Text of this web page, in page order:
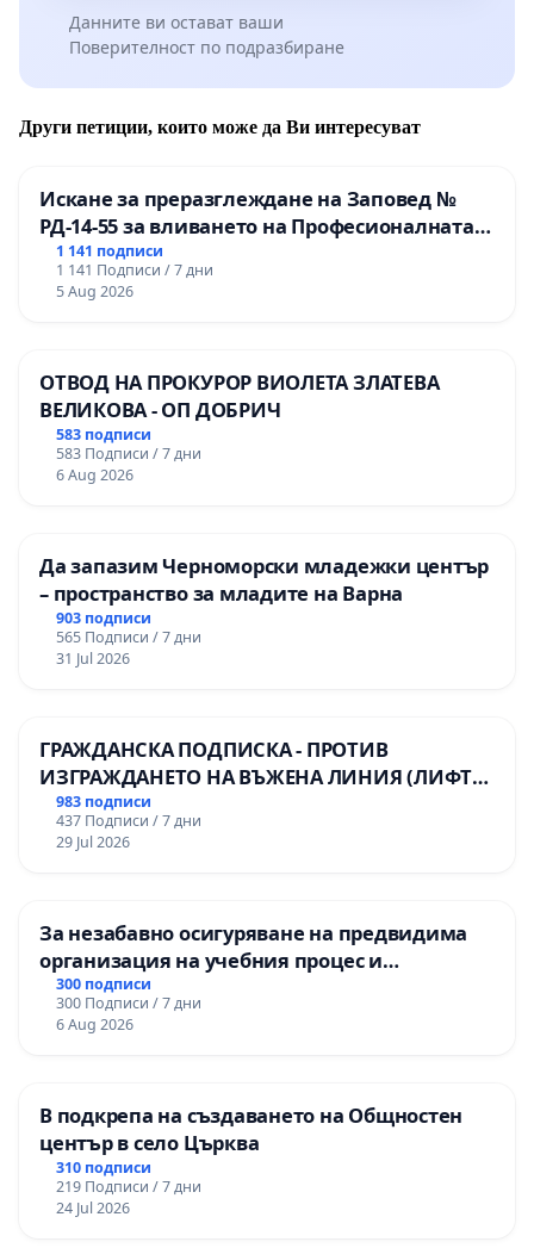
Данните ви остават ваши
Поверителност по подразбиране
Други петиции, които може да Ви интересуват
Искане за преразглеждане на Заповед №
РД-14-55 за вливането на Професионалната
гимназия по промишлени технологии в
Професионалната гимназия по икономика и
мениджмънт – гр. Пазарджик
1 141 подписи
1 141 Подписи / 7 дни
5 Aug 2026
ОТВОД НА ПРОКУРОР ВИОЛЕТА ЗЛАТЕВА
ВЕЛИКОВА - ОП ДОБРИЧ
583 подписи
583 Подписи / 7 дни
6 Aug 2026
Да запазим Черноморски младежки център
– пространство за младите на Варна
903 подписи
565 Подписи / 7 дни
31 Jul 2026
ГРАЖДАНСКА ПОДПИСКА - ПРОТИВ
ИЗГРАЖДАНЕТО НА ВЪЖЕНА ЛИНИЯ (ЛИФТ)
НА ТЕРИТОРИЯТА НА ПРИРОДНА
ЗАБЕЛЕЖИТЕЛНОСТ „ХЪЛМ НА
ОСВОБОДИТЕЛИТЕ“ (БУНАРДЖИК)
983 подписи
437 Подписи / 7 дни
29 Jul 2026
За незабавно осигуряване на предвидима
организация на учебния процес и
гарантиране на правото на равнопоставено
и качествено образование на учениците от
ОУ „Княз Александър I“ и Хуманитарна
300 подписи
300 Подписи / 7 дни
6 Aug 2026
В подкрепа на създаването на Общностен
център в село Църква
310 подписи
219 Подписи / 7 дни
24 Jul 2026